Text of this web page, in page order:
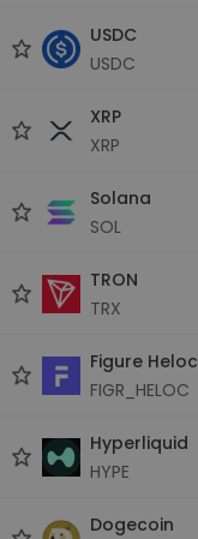
USDC
USDC
XRP
XRP
Solana
SOL
TRON
TRX
Figure Heloc
FIGR_HELOC
Hyperliquid
HYPE
Dogecoin